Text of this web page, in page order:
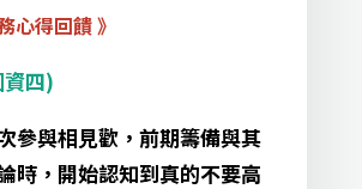
心得回饋 》
四)
與相見歡，前期籌備與其
時，開始認知到真的不要高